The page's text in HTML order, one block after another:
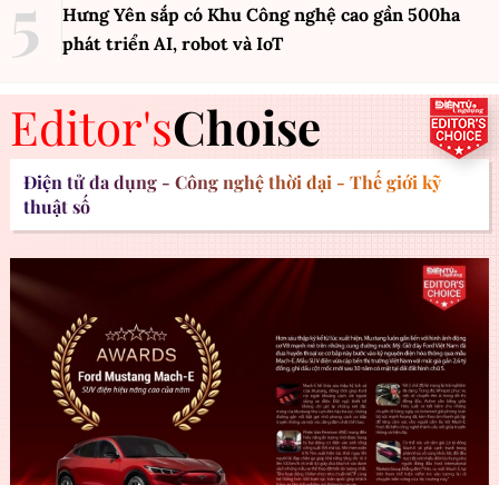
Hưng Yên sắp có Khu Công nghệ cao gần 500ha
phát triển AI, robot và IoT
Editor'sChoise
Điện tử đa dụng - Công nghệ thời đại - Thế giới kỹ
thuật số